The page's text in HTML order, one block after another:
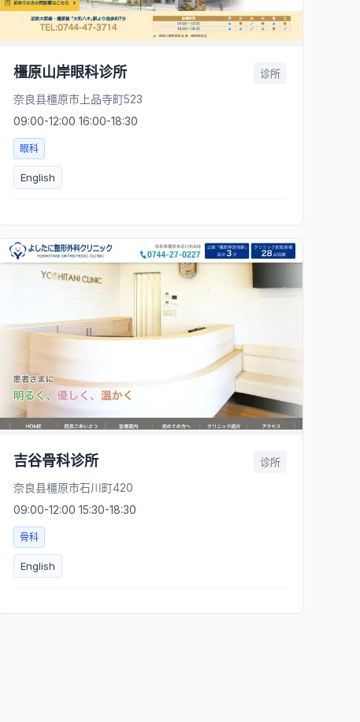
橿原山岸眼科诊所 诊所
奈良县橿原市上品寺町523
09:00-12:00 16:00-18:30
眼科
English
吉谷骨科诊所 诊所
奈良县橿原市石川町420
09:00-12:00 15:30-18:30
骨科
English